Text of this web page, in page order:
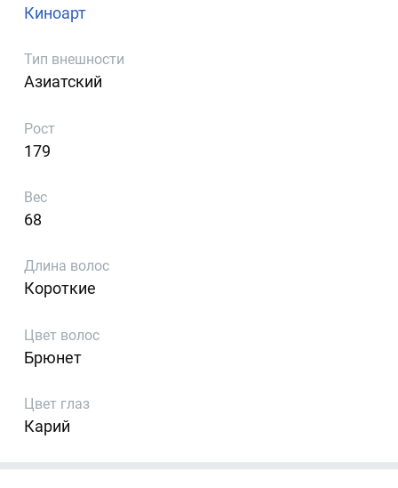
Киноарт
Тип внешности
Азиатский
Рост
179
Вес
68
Длина волос
Короткие
Цвет волос
Брюнет
Цвет глаз
Карий